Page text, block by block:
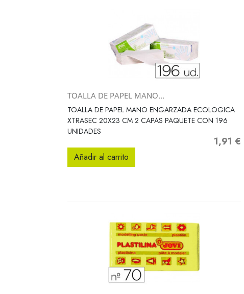
 Vista rápida
TOALLA DE PAPEL MANO...
TOALLA DE PAPEL MANO ENGARZADA ECOLOGICA
XTRASEC 20X23 CM 2 CAPAS PAQUETE CON 196
UNIDADES
Precio
1,91 €
Añadir al carrito